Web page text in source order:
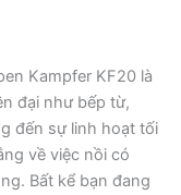
Kampfer KF20 là
đại như bếp từ,
đến sự linh hoạt tối
về việc nồi có
Bất kể bạn đang